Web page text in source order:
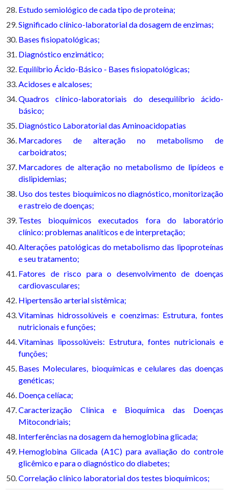
Estudo semiológico de cada tipo de proteína;
Significado clínico-laboratorial da dosagem de enzimas;
Bases fisiopatológicas;
Diagnóstico enzimático;
Equilíbrio Ácido-Básico - Bases fisiopatológicas;
Acidoses e alcaloses;
Quadros clínico-laboratoriais do desequilíbrio ácido-
básico;
Diagnóstico Laboratorial das Aminoacidopatias
Marcadores de alteração no metabolismo de
carboidratos;
Marcadores de alteração no metabolismo de lipídeos e
dislipidemias;
Uso dos testes bioquímicos no diagnóstico, monitorização
e rastreio de doenças;
Testes bioquímicos executados fora do laboratório
clínico: problemas analíticos e de interpretação;
Alterações patológicas do metabolismo das lipoproteínas
e seu tratamento;
Fatores de risco para o desenvolvimento de doenças
cardiovasculares;
Hipertensão arterial sistêmica;
Vitaminas hidrossolúveis e coenzimas: Estrutura, fontes
nutricionais e funções;
Vitaminas lipossolúveis: Estrutura, fontes nutricionais e
funções;
Bases Moleculares, bioquímicas e celulares das doenças
genéticas;
Doença celíaca;
Caracterização Clínica e Bioquímica das Doenças
Mitocondriais;
Interferências na dosagem da hemoglobina glicada;
Hemoglobina Glicada (A1C) para avaliação do controle
glicêmico e para o diagnóstico do diabetes;
Correlação clínico laboratorial dos testes bioquímicos;